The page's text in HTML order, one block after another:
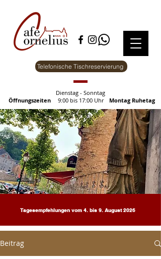
Telefonische Tischreservierung
Montag Ruhetag
Dienstag - Sonntag
9:00 bis 17:00 Uhr
Öffnungszeiten
Tagesempfehlungen vom 4. bis 9. August 2026
Beitrag